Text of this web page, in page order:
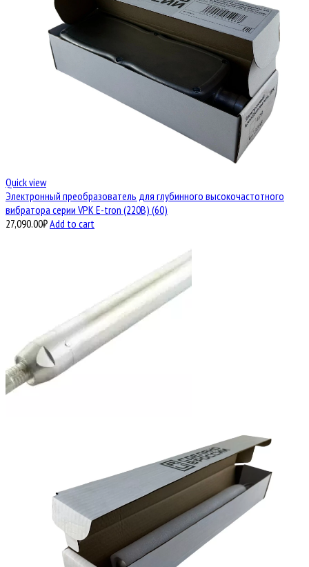
Quick view
Электронный преобразователь для глубинного высокочастотного
вибратора серии VPK E-tron (220В) (60)
27,090.00₽Add to cart